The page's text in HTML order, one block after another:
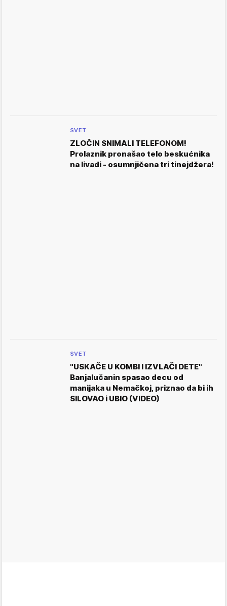
SVET
ZLOČIN SNIMALI TELEFONOM!
Prolaznik pronašao telo beskućnika
na livadi - osumnjičena tri tinejdžera!
SVET
"USKAČE U KOMBI I IZVLAČI DETE"
Banjalučanin spasao decu od
manijaka u Nemačkoj, priznao da bi ih
SILOVAO i UBIO (VIDEO)